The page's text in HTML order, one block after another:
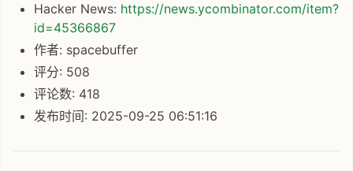
Hacker News: https://news.ycombinator.com/item?
id=45366867
作者: spacebuffer
评分: 508
评论数: 418
发布时间: 2025-09-25 06:51:16